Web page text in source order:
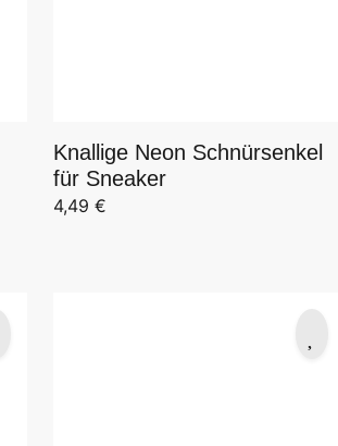
Knallige Neon Schnürsenkel
für Sneaker
4,49 €